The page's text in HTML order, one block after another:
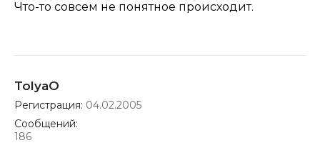
Что-то совсем не понятное происходит.
TolyaO
Регистрация: 04.02.2005
Сообщений:
186